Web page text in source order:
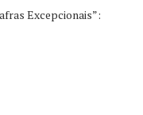
Excepcionais”: